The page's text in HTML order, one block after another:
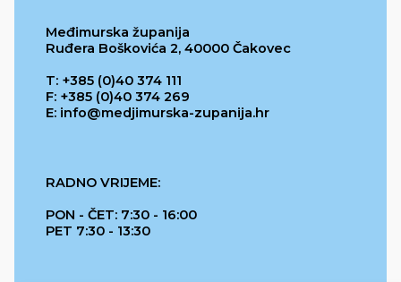
Međimurska županija
Ruđera Boškovića 2, 40000 Čakovec
T: +385 (0)40 374 111
F: +385 (0)40 374 269
E: info@medjimurska-zupanija.hr
RADNO VRIJEME:
PON - ČET: 7:30 - 16:00
PET 7:30 - 13:30